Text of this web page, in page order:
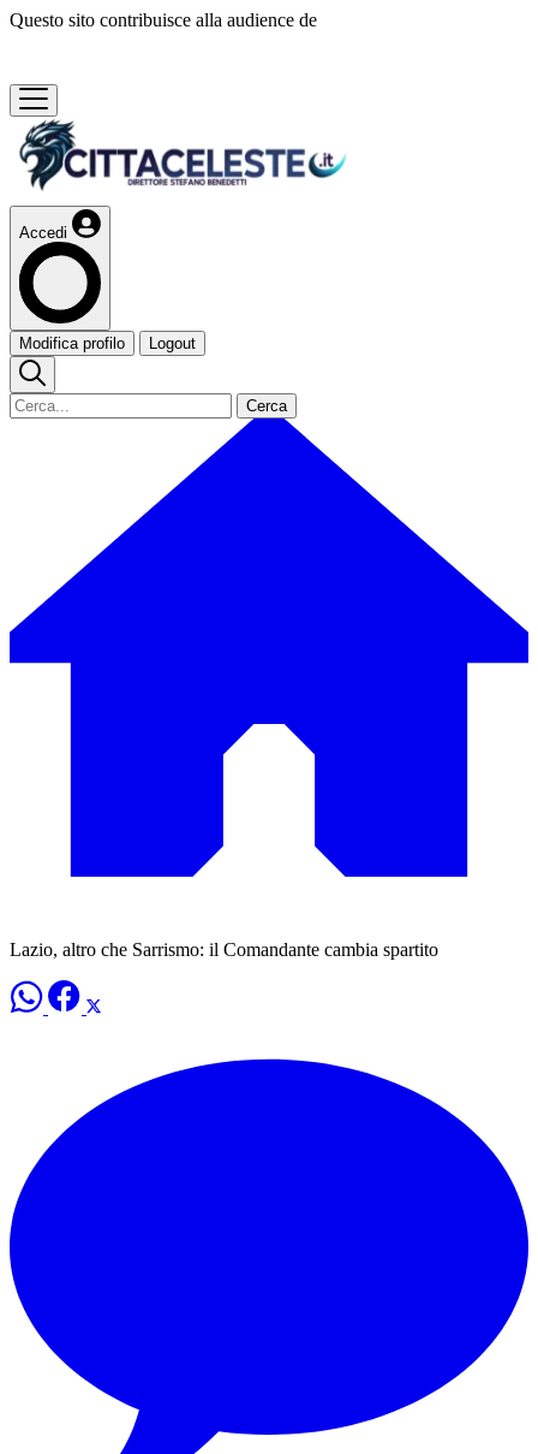
Questo sito contribuisce alla audience de
Accedi
Modifica profilo Logout
Cerca
Lazio, altro che Sarrismo: il Comandante cambia spartito